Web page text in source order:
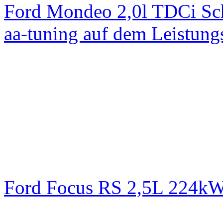
Ford Mondeo 2,0l TDCi
aa-tuning auf dem
Ford Focus RS 2,5L